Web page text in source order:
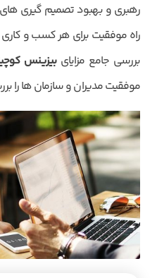
رهبری و بهبود تصمیم گیری
راه موفقیت برای هر کسب و
بررسی جامع مزایایبیزینس
موفقیت مدیران و سازمان ها را